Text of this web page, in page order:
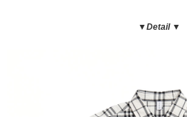
▼Detail ▼